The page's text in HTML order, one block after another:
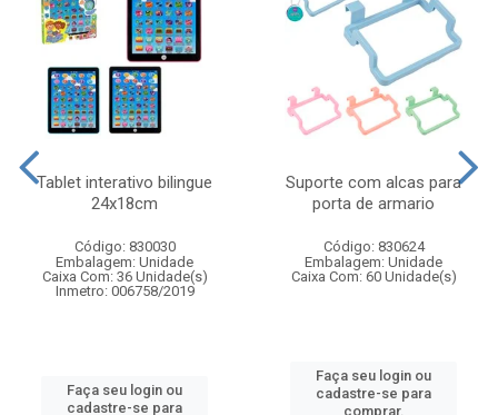
Tablet interativo bilingue
24x18cm
Código: 830030
Embalagem: Unidade
Caixa Com: 36 Unidade(s)
Inmetro: 006758/2019
Faça seu login ou
cadastre-se para
Suporte com alcas para
porta de armario
Código: 830624
Embalagem: Unidade
Caixa Com: 60 Unidade(s)
Faça seu login ou
cadastre-se para
comprar.